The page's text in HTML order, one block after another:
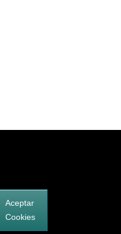
Aceptar
Cookies